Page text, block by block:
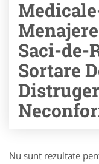
Saci-de-
Sortare
Nu sunt rezultate